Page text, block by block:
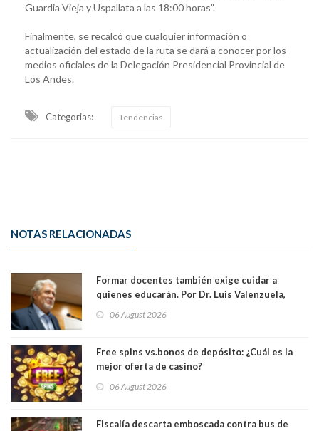
Guardia Vieja y Uspallata a las 18:00 horas”.
Finalmente, se recalcó que cualquier información o
actualización del estado de la ruta se dará a conocer por los
medios oficiales de la Delegación Presidencial Provincial de
Los Andes.
Categorias: Tendencias
NOTAS RELACIONADAS
Formar docentes también exige cuidar a
quienes educarán. Por Dr. Luis Valenzuela,
Académicos U. Católica Silva Henríquez
06 August 2026
Free spins vs.bonos de depósito: ¿Cuál es la
mejor oferta de casino?
06 August 2026
Fiscalía descarta emboscada contra bus de